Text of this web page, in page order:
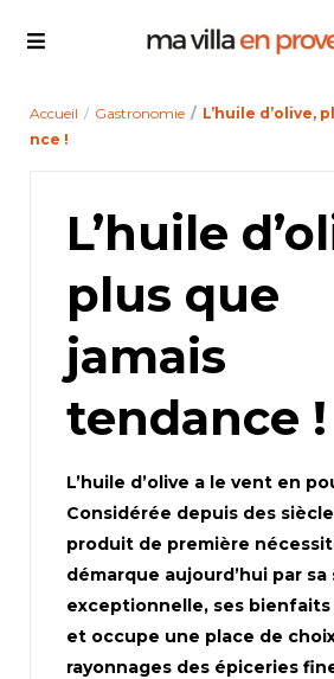
Accueil Gastronomie
L’huile d’olive,
nce !
L’huile
plus que
jamais
tendance !
L’huile d’olive a le vent en
Considérée depuis des
produit de première
démarque aujourd’hui par sa
exceptionnelle, ses bienfaits
et occupe une place de
rayonnages des épiceries